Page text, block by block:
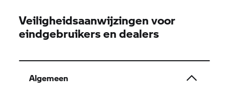
Veiligheidsaanwijzingen voor
eindgebruikers en dealers
Algemeen